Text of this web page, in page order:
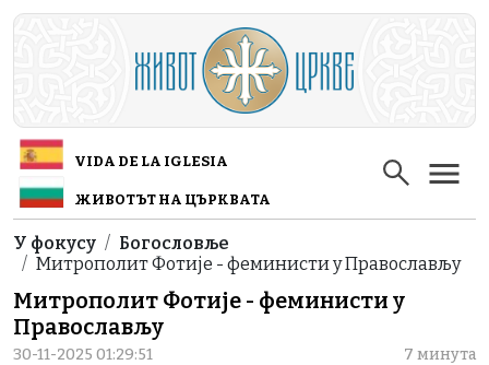
Skip to main content
VIDA DE LA IGLESIA
ЖИВОТЪТ НА ЦЪРКВАТА
Breadcrumb
У фокусу
Богословље
Митрополит Фотије - феминисти у Православљу
Митрополит Фотије - феминисти у
Православљу
30-11-2025 01:29:51 7 минута